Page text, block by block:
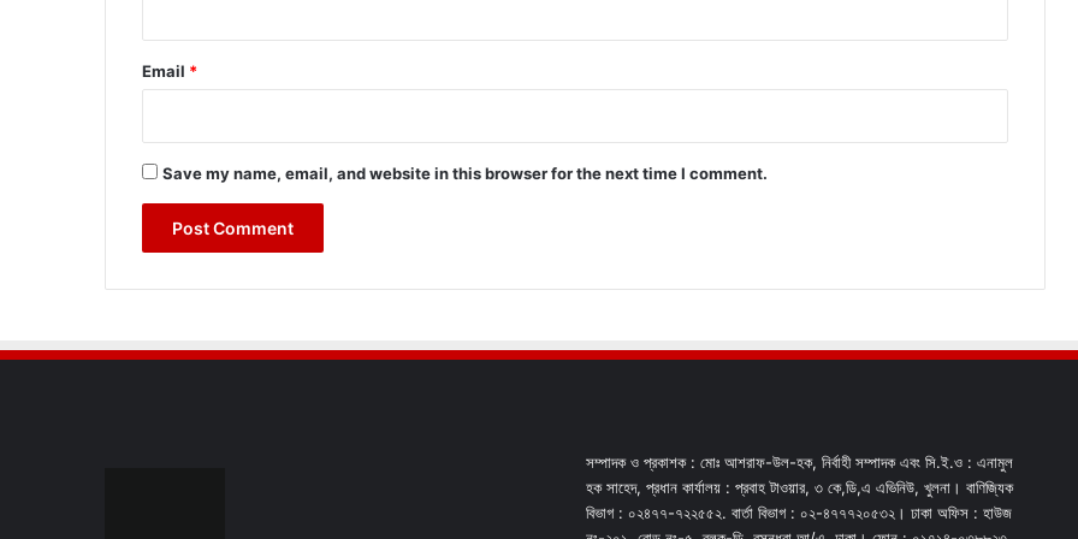
Email *
Save my name, email, and website in this browser for the next time I comment.
সম্পাদক ও প্রকাশক : মোঃ আশরাফ-উল-হক, নির্বাহী সম্পাদক এবং সি.ই.ও : এনামুল
হক সাহেদ, প্রধান কার্যালয় : প্রবাহ টাওয়ার, ৩ কে,ডি,এ এভিনিউ, খুলনা। বাণিজ্যিক
বিভাগ : ০২৪৭৭-৭২২৫৫২. বার্তা বিভাগ : ০২-৪৭৭৭২০৫৩২। ঢাকা অফিস : হাউজ